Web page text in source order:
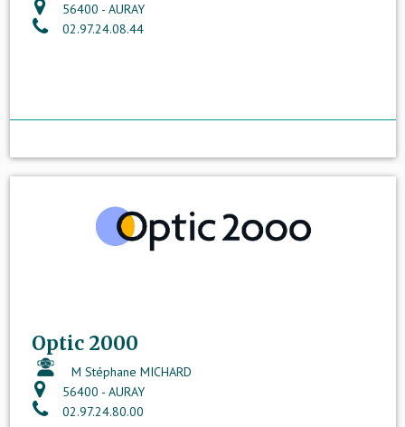
56400 - AURAY
02.97.24.08.44
Optic 2000
M Stéphane MICHARD
56400 - AURAY
02.97.24.80.00